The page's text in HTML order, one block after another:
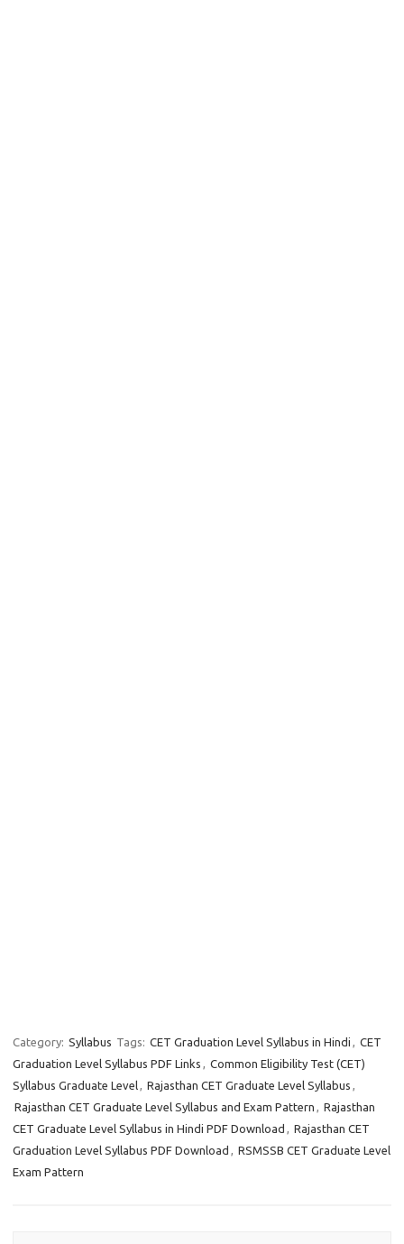
Category: Syllabus Tags: CET Graduation Level Syllabus in Hindi , CET
Graduation Level Syllabus PDF Links , Common Eligibility Test (CET)
Syllabus Graduate Level, Rajasthan CET Graduate Level Syllabus ,
Rajasthan CET Graduate Level Syllabus and Exam Pattern , Rajasthan
CET Graduate Level Syllabus in Hindi PDF Download , Rajasthan CET
Graduation Level Syllabus PDF Download , RSMSSB CET Graduate Level
Exam Pattern